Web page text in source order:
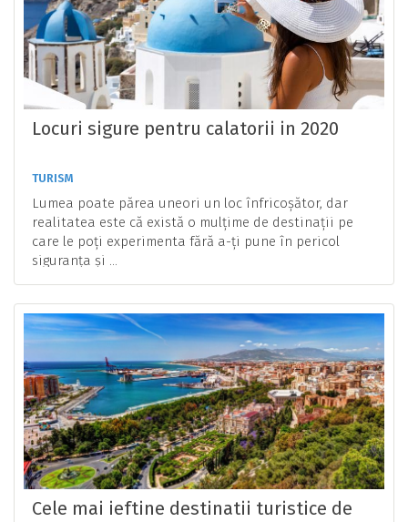
Locuri sigure pentru calatorii in 2020
TURISM
Lumea poate părea uneori un loc înfricoșător, dar
realitatea este că există o mulțime de destinații pe
care le poți experimenta fără a-ți pune în pericol
siguranța și ...
Cele mai ieftine destinatii turistice de